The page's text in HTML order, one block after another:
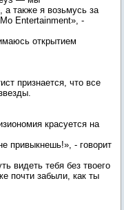
также я возьмусь за
Entertainment», -
открытием
признается, что все
красуется на
привыкнешь!», - говорит
видеть тебя без твоего
почти забыли, как ты